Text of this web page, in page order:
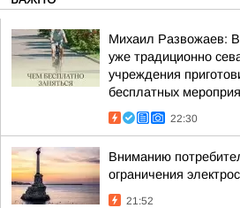
Михаил Развожаев:
уже традиционно
учреждения
бесплатных
22:30
Вниманию
ограничения
21:52